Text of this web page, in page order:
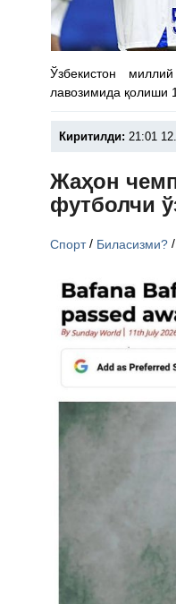
Ўзбекистон
лавозимида қолиши
Киритилди: 21:01
Жаҳон
футболчи
Спорт/ Биласизми?